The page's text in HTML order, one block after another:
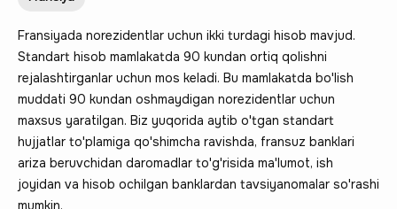
Fransiyada norezidentlar uchun ikki turdagi hisob mavjud.
Standart hisob mamlakatda 90 kundan ortiq qolishni
rejalashtirganlar uchun mos keladi. Bu mamlakatda bo'lish
muddati 90 kundan oshmaydigan norezidentlar uchun
maxsus yaratilgan. Biz yuqorida aytib o'tgan standart
hujjatlar to'plamiga qo'shimcha ravishda, fransuz banklari
ariza beruvchidan daromadlar to'g'risida ma'lumot, ish
joyidan va hisob ochilgan banklardan tavsiyanomalar so'rashi
mumkin.